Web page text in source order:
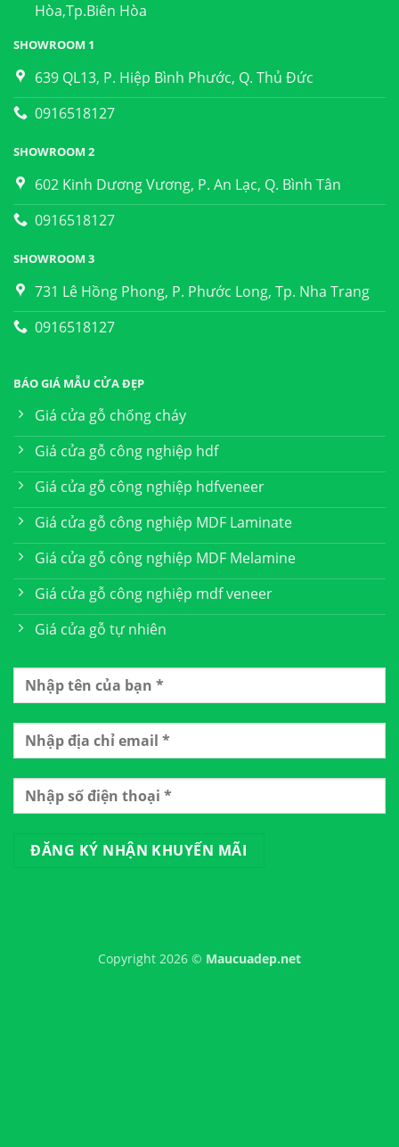
Hòa,Tp.Biên Hòa
SHOWROOM 1
639 QL13, P. Hiệp Bình Phước, Q. Thủ Đức
0916518127
SHOWROOM 2
602 Kinh Dương Vương, P. An Lạc, Q. Bình Tân
0916518127
SHOWROOM 3
731 Lê Hồng Phong, P. Phước Long, Tp. Nha Trang
0916518127
BÁO GIÁ MẪU CỬA ĐẸP
Giá cửa gỗ chống cháy
Giá cửa gỗ công nghiệp hdf
Giá cửa gỗ công nghiệp hdfveneer
Giá cửa gỗ công nghiệp MDF Laminate
Giá cửa gỗ công nghiệp MDF Melamine
Giá cửa gỗ công nghiệp mdf veneer
Giá cửa gỗ tự nhiên
Copyright 2026 © Maucuadep.net